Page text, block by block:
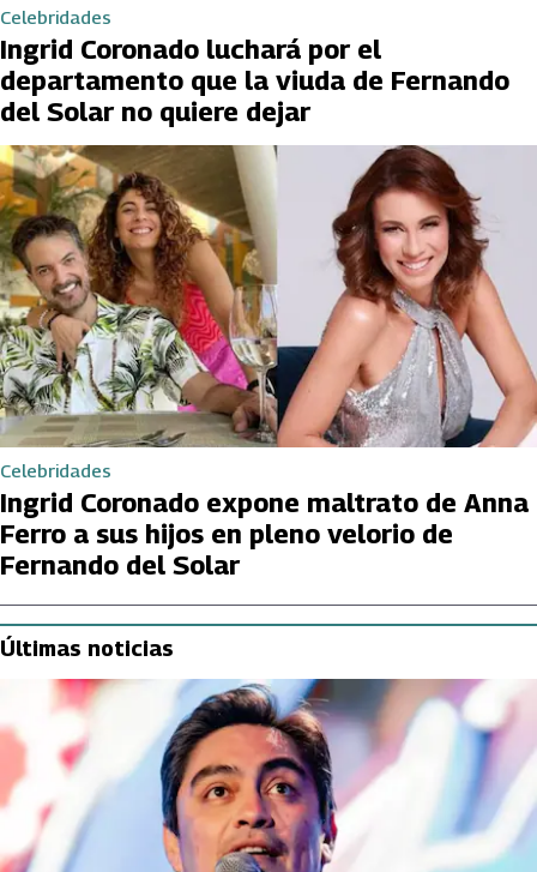
Celebridades
Ingrid Coronado luchará por el
departamento que la viuda de Fernando
del Solar no quiere dejar
Celebridades
Ingrid Coronado expone maltrato de Anna
Ferro a sus hijos en pleno velorio de
Fernando del Solar
Últimas noticias